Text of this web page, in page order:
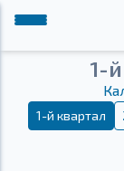
1-
1-й квартал